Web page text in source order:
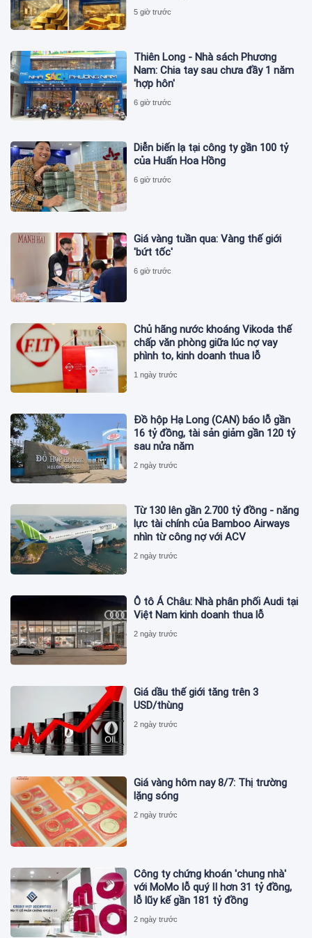
5 giờ trước
Thiên Long - Nhà sách Phương
Nam: Chia tay sau chưa đầy 1 năm
'hợp hôn'
6 giờ trước
Diễn biến lạ tại công ty gần 100 tỷ
của Huấn Hoa Hồng
6 giờ trước
Giá vàng tuần qua: Vàng thế giới
'bứt tốc'
6 giờ trước
Chủ hãng nước khoáng Vikoda thế
chấp văn phòng giữa lúc nợ vay
phình to, kinh doanh thua lỗ
1 ngày trước
Đồ hộp Hạ Long (CAN) báo lỗ gần
16 tỷ đồng, tài sản giảm gần 120 tỷ
sau nửa năm
2 ngày trước
Từ 130 lên gần 2.700 tỷ đồng - năng
lực tài chính của Bamboo Airways
nhìn từ công nợ với ACV
2 ngày trước
Ô tô Á Châu: Nhà phân phối Audi tại
Việt Nam kinh doanh thua lỗ
2 ngày trước
Giá dầu thế giới tăng trên 3
USD/thùng
2 ngày trước
Giá vàng hôm nay 8/7: Thị trường
lặng sóng
2 ngày trước
Công ty chứng khoán 'chung nhà'
với MoMo lỗ quý II hơn 31 tỷ đồng,
lỗ lũy kế gần 181 tỷ đồng
2 ngày trước